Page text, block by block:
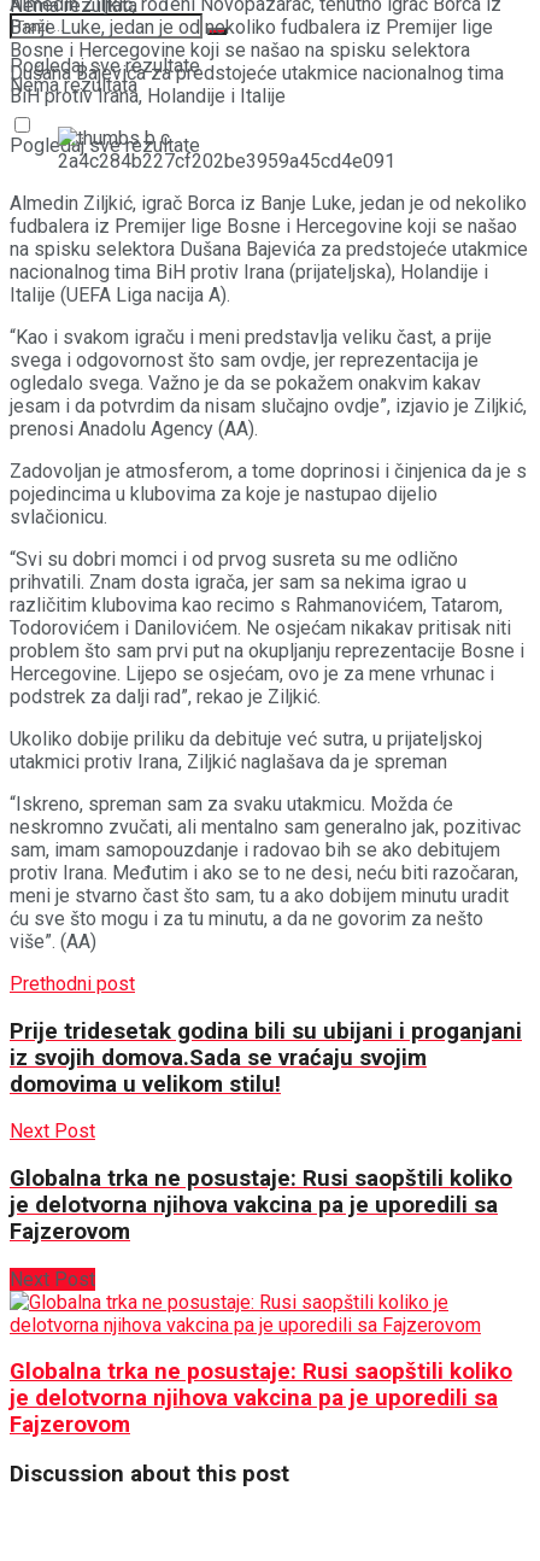
Nema rezultata
Pogledaj sve rezultate
Nema rezultata
Pogledaj sve rezultate
Banje Luke, jedan je od nekoliko fudbalera iz Premijer lige
Bosne i Hercegovine koji se našao na spisku selektora
Dušana Bajevića za predstojeće utakmice nacionalnog tima
BiH protiv Irana, Holandije i Italije
Almedin Ziljkić, igrač Borca iz Banje Luke, jedan je od nekoliko
fudbalera iz Premijer lige Bosne i Hercegovine koji se našao
na spisku selektora Dušana Bajevića za predstojeće utakmice
nacionalnog tima BiH protiv Irana (prijateljska), Holandije i
Italije (UEFA Liga nacija A).
“Kao i svakom igraču i meni predstavlja veliku čast, a prije
svega i odgovornost što sam ovdje, jer reprezentacija je
ogledalo svega. Važno je da se pokažem onakvim kakav
jesam i da potvrdim da nisam slučajno ovdje”, izjavio je Ziljkić,
prenosi Anadolu Agency (AA).
Zadovoljan je atmosferom, a tome doprinosi i činjenica da je s
pojedincima u klubovima za koje je nastupao dijelio
svlačionicu.
“Svi su dobri momci i od prvog susreta su me odlično
prihvatili. Znam dosta igrača, jer sam sa nekima igrao u
različitim klubovima kao recimo s Rahmanovićem, Tatarom,
Todorovićem i Danilovićem. Ne osjećam nikakav pritisak niti
problem što sam prvi put na okupljanju reprezentacije Bosne i
Hercegovine. Lijepo se osjećam, ovo je za mene vrhunac i
podstrek za dalji rad”, rekao je Ziljkić.
Ukoliko dobije priliku da debituje već sutra, u prijateljskoj
utakmici protiv Irana, Ziljkić naglašava da je spreman
“Iskreno, spreman sam za svaku utakmicu. Možda će
neskromno zvučati, ali mentalno sam generalno jak, pozitivac
sam, imam samopouzdanje i radovao bih se ako debitujem
protiv Irana. Međutim i ako se to ne desi, neću biti razočaran,
meni je stvarno čast što sam, tu a ako dobijem minutu uradit
ću sve što mogu i za tu minutu, a da ne govorim za nešto
više”. (AA)
Prethodni post
Prije tridesetak godina bili su ubijani i proganjani
iz svojih domova.Sada se vraćaju svojim
domovima u velikom stilu!
Next Post
Globalna trka ne posustaje: Rusi saopštili koliko
je delotvorna njihova vakcina pa je uporedili sa
Fajzerovom
Next Post
Globalna trka ne posustaje: Rusi saopštili koliko
je delotvorna njihova vakcina pa je uporedili sa
Fajzerovom
Discussion about this post